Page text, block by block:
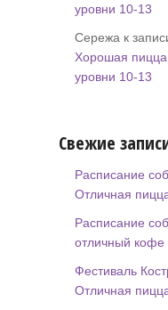
уровни 10-13
Сережа к
Хорошая
уровни 10-13
Свежие
Расписание
Отличная
Расписание
отличный кофе
Фестиваль
Отличная